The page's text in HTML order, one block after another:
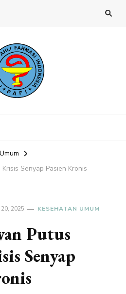
Senyap Pasien Kronis
20, 2025 KESEHATAN UMUM
Putus
Senyap